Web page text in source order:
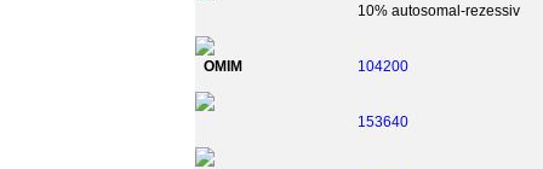
10% autosomal-rezessiv
OMIM 104200
153640